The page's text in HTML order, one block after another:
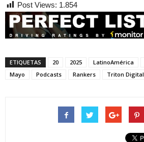
Post Views: 1.854
ETIQUETAS 20 2025 LatinoAmérica
Mayo
Podcasts Rankers Triton Digital